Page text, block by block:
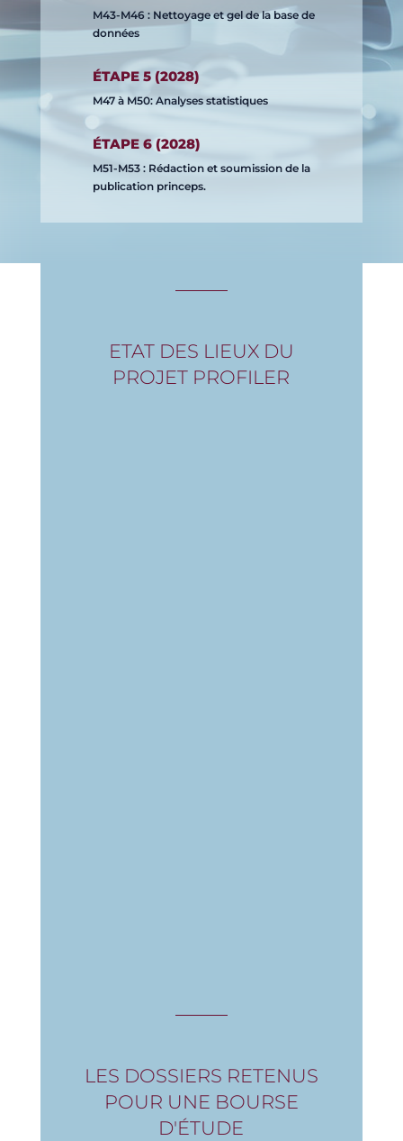
M43-M46 : Nettoyage et gel de la base de
données
ÉTAPE 5 (2028)
M47 à M50: Analyses statistiques
ÉTAPE 6 (2028)
M51-M53 : Rédaction et soumission de la
publication princeps.
ETAT DES LIEUX DU
PROJET PROFILER
LES DOSSIERS RETENUS
POUR UNE BOURSE
D'ÉTUDE